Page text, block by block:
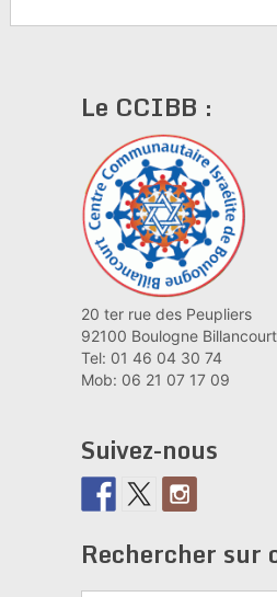
Le CCIBB :
20 ter rue des Peupliers
92100 Boulogne Billancourt
Tel: 01 46 04 30 74
Mob: 06 21 07 17 09
Suivez-nous
Rechercher sur